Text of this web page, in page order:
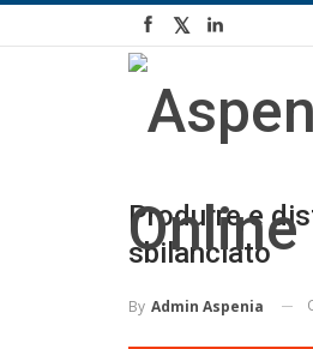
Produrre e
sbilanciato
By Admin Aspenia